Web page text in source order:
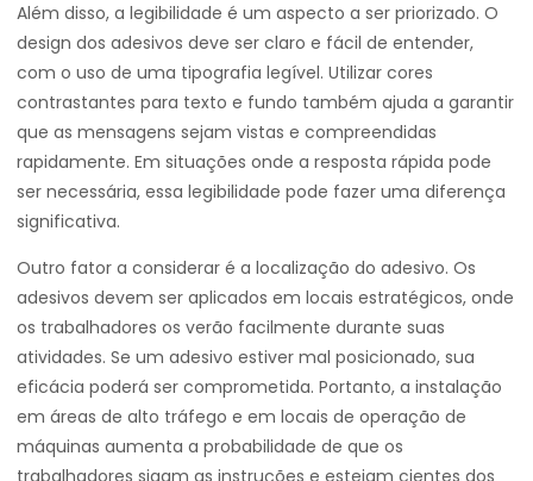
Além disso, a legibilidade é um aspecto a ser priorizado. O
design dos adesivos deve ser claro e fácil de entender,
com o uso de uma tipografia legível. Utilizar cores
contrastantes para texto e fundo também ajuda a garantir
que as mensagens sejam vistas e compreendidas
rapidamente. Em situações onde a resposta rápida pode
ser necessária, essa legibilidade pode fazer uma diferença
significativa.
Outro fator a considerar é a localização do adesivo. Os
adesivos devem ser aplicados em locais estratégicos, onde
os trabalhadores os verão facilmente durante suas
atividades. Se um adesivo estiver mal posicionado, sua
eficácia poderá ser comprometida. Portanto, a instalação
em áreas de alto tráfego e em locais de operação de
máquinas aumenta a probabilidade de que os
trabalhadores sigam as instruções e estejam cientes dos